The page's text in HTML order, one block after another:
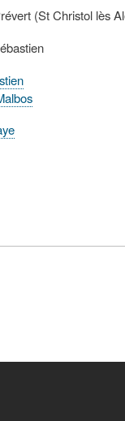
(St Christol lès